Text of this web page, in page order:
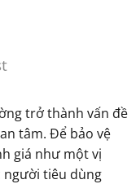
trở thành vấn đề
tâm. Để bảo vệ
giá như một vị
người tiêu dùng